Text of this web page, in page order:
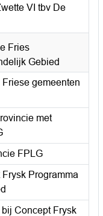
VI tbv De
Fries
Gebied
gemeenten
met
FPLG
Programma
Concept Frysk